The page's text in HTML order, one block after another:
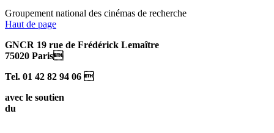
Groupement national des cinémas de recherche
Haut de page
GNCR 19 rue de Frédérick Lemaître
75020 Paris
Tel. 01 42 82 94 06 
avec le soutien
du